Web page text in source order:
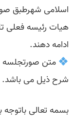
اسلامی شهرطبق
هیات رئیسه فعلی
ادامه دهند.
متن صورتجلسه
شرح ذیل می باشد.